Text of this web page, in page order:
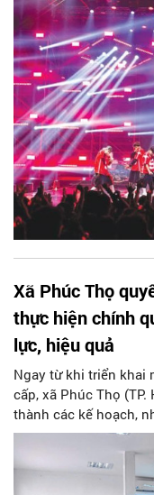
Xã Phúc Thọ
thực hiện chính
lực, hiệu quả
Ngay từ khi triển khai
cấp, xã Phúc Thọ
thành các kế hoạch,
Trên tinh thần đổi
đạt được nhiều dấu
dựng Thủ đô “Văn